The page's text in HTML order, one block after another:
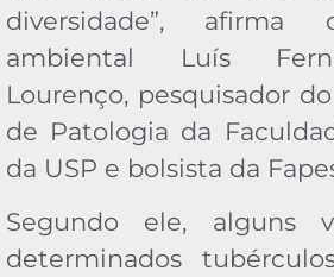
diversidade”, afirma
ambiental Luís
Lourenço, pesquisador
de Patologia da
da USP e bolsista da
Segundo ele, alguns
determinados